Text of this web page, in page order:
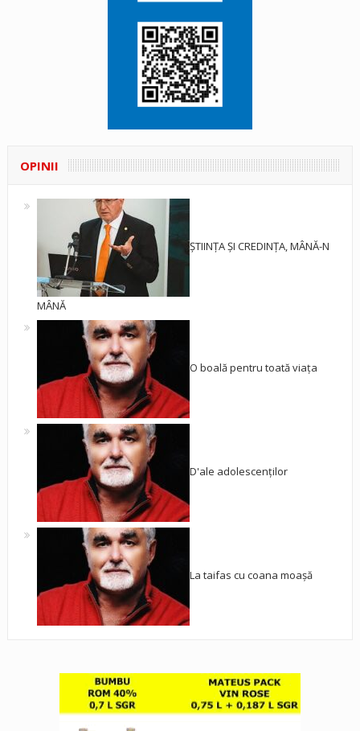
OPINII
ȘTIINȚA ȘI CREDINȚA, MÂNĂ-N
MÂNĂ
O boală pentru toată viața
D'ale adolescenților
La taifas cu coana moașă